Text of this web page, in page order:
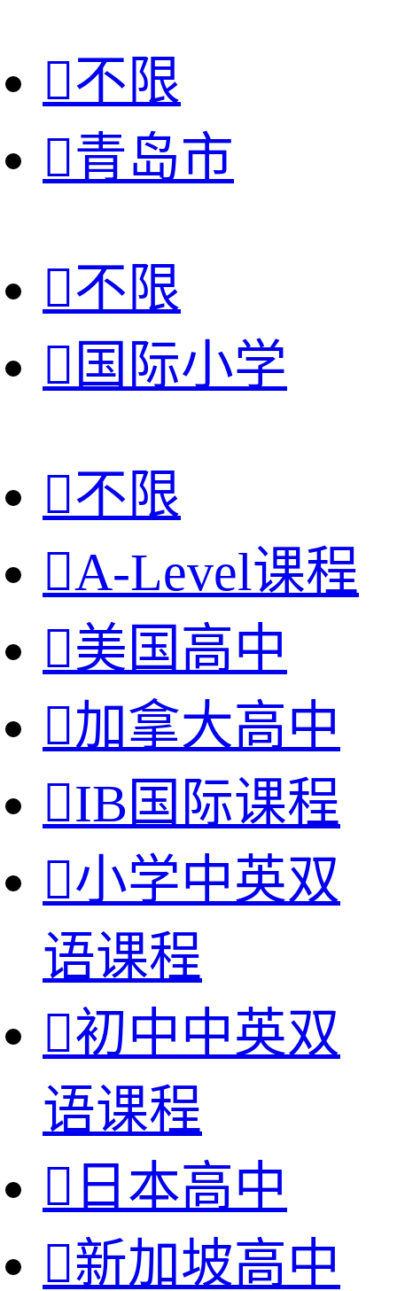
不限
青岛市
不限
 国际小学
不限
A-Level课程
美国高中
加拿大高中
IB国际课程
小学中英双
语课程
初中中英双
语课程
 日本高中
新加坡高中